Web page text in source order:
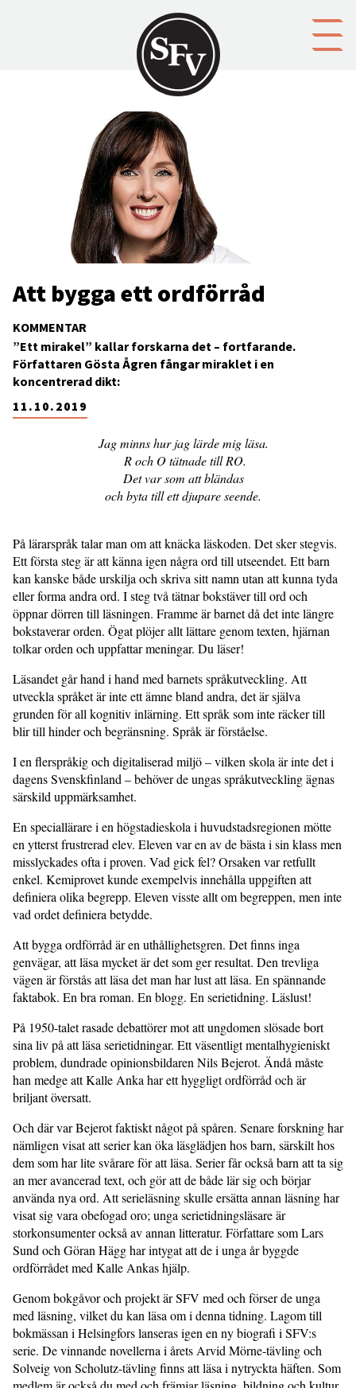
KOMMENTAR
Att bygga ett ordförråd
11.10.2019
”Ett mirakel” kallar forskarna det – fortfarande.
Författaren Gösta Ågren fångar miraklet i en
koncentrerad dikt:
Jag minns hur jag lärde mig läsa.
R och O tätnade till RO.
Det var som att bländas
och byta till ett djupare seende.
På lärarspråk talar man om att knäcka läskoden. Det sker stegvis.
Ett första steg är att känna igen några ord till utseendet. Ett barn
kan kanske både urskilja och skriva sitt namn utan att kunna tyda
eller forma andra ord. I steg två tätnar bokstäver till ord och
öppnar dörren till läsningen. Framme är barnet då det inte längre
bokstaverar orden. Ögat plöjer allt lättare genom texten, hjärnan
tolkar orden och uppfattar meningar. Du läser!
Läsandet går hand i hand med barnets språkutveckling. Att
utveckla språket är inte ett ämne bland andra, det är själva
grunden för all kognitiv inlärning. Ett språk som inte räcker till
blir till hinder och begränsning. Språk är förståelse.
I en flerspråkig och digitaliserad miljö – vilken skola är inte det i
dagens Svenskfinland – behöver de ungas språkutveckling ägnas
särskild uppmärksamhet.
En speciallärare i en högstadieskola i huvudstadsregionen mötte
en ytterst frustrerad elev. Eleven var en av de bästa i sin klass men
misslyckades ofta i proven. Vad gick fel? Orsaken var retfullt
enkel. Kemiprovet kunde exempelvis innehålla uppgiften att
definiera olika begrepp. Eleven visste allt om begreppen, men inte
vad ordet definiera betydde.
Att bygga ordförråd är en uthållighetsgren. Det finns inga
genvägar, att läsa mycket är det som ger resultat. Den trevliga
vägen är förstås att läsa det man har lust att läsa. En spännande
faktabok. En bra roman. En blogg. En serietidning. Läslust!
På 1950-talet rasade debattörer mot att ungdomen slösade bort
sina liv på att läsa serietidningar. Ett väsentligt mentalhygieniskt
problem, dundrade opinionsbildaren Nils Bejerot. Ändå måste
han medge att Kalle Anka har ett hyggligt ordförråd och är
briljant översatt.
Och där var Bejerot faktiskt något på spåren. Senare forskning har
nämligen visat att serier kan öka läsglädjen hos barn, särskilt hos
dem som har lite svårare för att läsa. Serier får också barn att ta sig
an mer avancerad text, och gör att de både lär sig och börjar
använda nya ord. Att serieläsning skulle ersätta annan läsning har
visat sig vara obefogad oro; unga serietidningsläsare är
storkonsumenter också av annan litteratur. Författare som Lars
Sund och Göran Hägg har intygat att de i unga år byggde
ordförrådet med Kalle Ankas hjälp.
Genom bokgåvor och projekt är SFV med och förser de unga
med läsning, vilket du kan läsa om i denna tidning. Lagom till
bokmässan i Helsingfors lanseras igen en ny biografi i SFV:s
serie. De vinnande novellerna i årets Arvid Mörne-tävling och
Solveig von Scholutz-tävling finns att läsa i nytryckta häften. Som